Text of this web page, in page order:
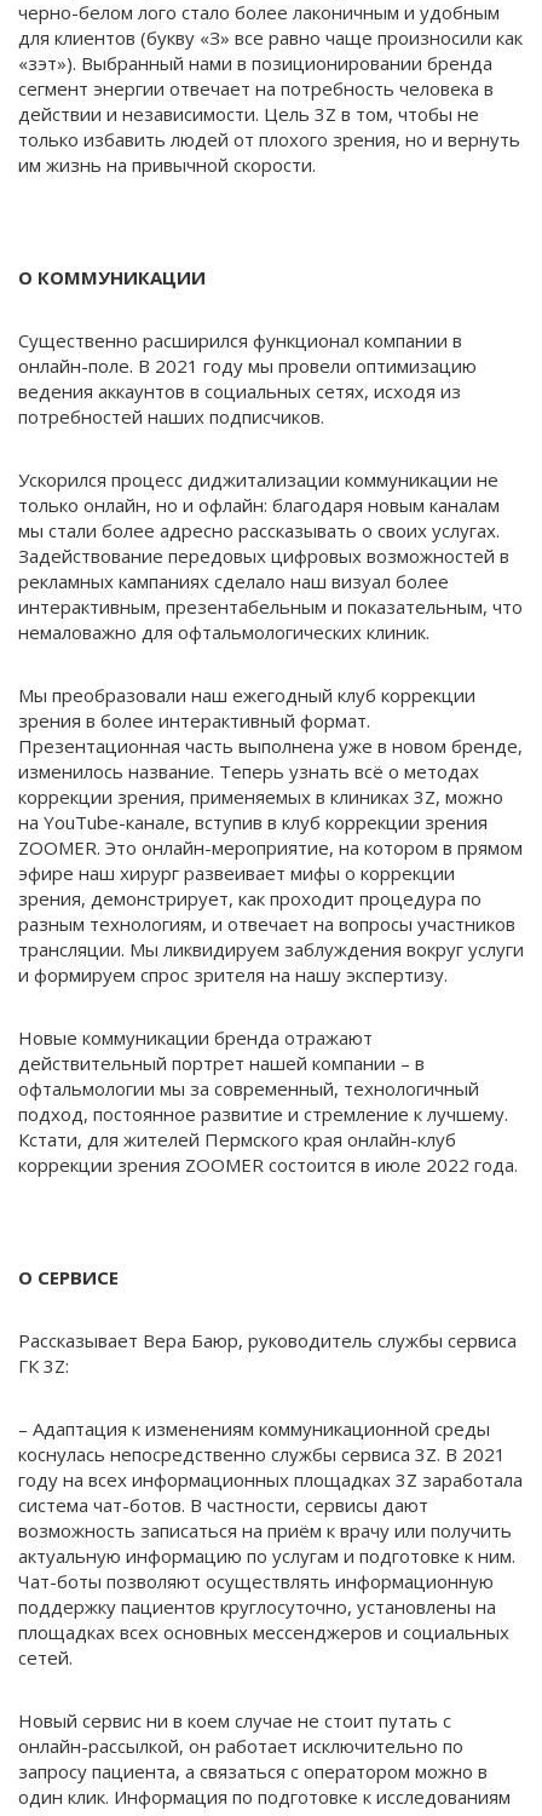
черно-белом лого стало более лаконичным и удобным
для клиентов (букву «З» все равно чаще произносили как
«зэт»). Выбранный нами в позиционировании бренда
сегмент энергии отвечает на потребность человека в
действии и независимости. Цель 3Z в том, чтобы не
только избавить людей от плохого зрения, но и вернуть
им жизнь на привычной скорости.
О КОММУНИКАЦИИ
Существенно расширился функционал компании в
онлайн-поле. В 2021 году мы провели оптимизацию
ведения аккаунтов в социальных сетях, исходя из
потребностей наших подписчиков.
Ускорился процесс диджитализации коммуникации не
только онлайн, но и офлайн: благодаря новым каналам
мы стали более адресно рассказывать о своих услугах.
Задействование передовых цифровых возможностей в
рекламных кампаниях сделало наш визуал более
интерактивным, презентабельным и показательным, что
немаловажно для офтальмологических клиник.
Мы преобразовали наш ежегодный клуб коррекции
зрения в более интерактивный формат.
Презентационная часть выполнена уже в новом бренде,
изменилось название. Теперь узнать всё о методах
коррекции зрения, применяемых в клиниках 3Z, можно
на YouTube-канале, вступив в клуб коррекции зрения
ZOOMER. Это онлайн-мероприятие, на котором в прямом
эфире наш хирург развеивает мифы о коррекции
зрения, демонстрирует, как проходит процедура по
разным технологиям, и отвечает на вопросы участников
трансляции. Мы ликвидируем заблуждения вокруг услуги
и формируем спрос зрителя на нашу экспертизу.
Новые коммуникации бренда отражают
действительный портрет нашей компании – в
офтальмологии мы за современный, технологичный
подход, постоянное развитие и стремление к лучшему.
Кстати, для жителей Пермского края онлайн-клуб
коррекции зрения ZOOMER состоится в июле 2022 года.
О СЕРВИСЕ
Рассказывает Вера Баюр, руководитель службы сервиса
ГК 3Z:
– Адаптация к изменениям коммуникационной среды
коснулась непосредственно службы сервиса 3Z. В 2021
году на всех информационных площадках 3Z заработала
система чат-ботов. В частности, сервисы дают
возможность записаться на приём к врачу или получить
актуальную информацию по услугам и подготовке к ним.
Чат-боты позволяют осуществлять информационную
поддержку пациентов круглосуточно, установлены на
площадках всех основных мессенджеров и социальных
сетей.
Новый сервис ни в коем случае не стоит путать с
онлайн-рассылкой, он работает исключительно по
запросу пациента, а связаться с оператором можно в
один клик. Информация по подготовке к исследованиям